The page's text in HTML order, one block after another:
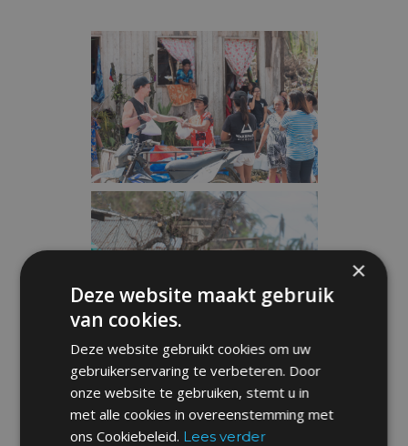
×
Deze website maakt gebruik
van cookies.
Deze website gebruikt cookies om uw
gebruikerservaring te verbeteren. Door
onze website te gebruiken, stemt u in
met alle cookies in overeenstemming met
ons Cookiebeleid. Lees verder